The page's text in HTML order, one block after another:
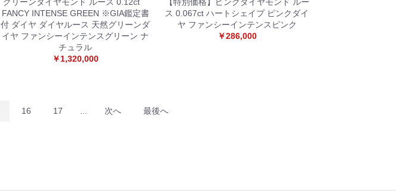
FANCY INTENSE GREEN ※GIA鑑定書
付 ダイヤ ダイヤルース 天然グリーンダ
イヤ ファンシーインテンスグリーン ナ
チュラル
￥1,320,000
ス 0.067ct ハートシェイプ ピンクダイ
ヤ ファンシーインテンスピンク
￥286,000
16 17 次へ 最後へ